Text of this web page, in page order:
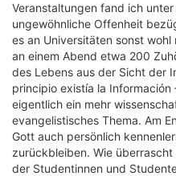
Veranstaltungen fand ich
ungewöhnliche Offenheit
es an Universitäten sonst
an einem Abend etwa 200
des Lebens aus der Sicht der
principio existía la Información
eigentlich ein mehr
evangelistisches Thema. Am
Gott auch persönlich
zurückbleiben. Wie
der Studentinnen und